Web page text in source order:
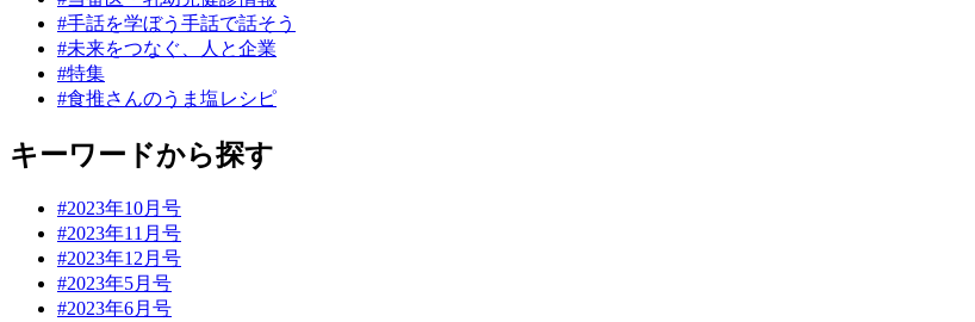
#手話を学ぼう手話で話そう
#未来をつなぐ、人と企業
#特集
#食推さんのうま塩レシピ
キーワードから探す
#2023年10月号
#2023年11月号
#2023年12月号
#2023年5月号
#2023年6月号